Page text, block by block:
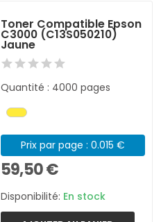
Toner Compatible Epson
C3000 (C13S050210)
Jaune
Quantité : 4000 pages
Prix par page : 0.015 €
59,50 €
Disponibilité: En stock